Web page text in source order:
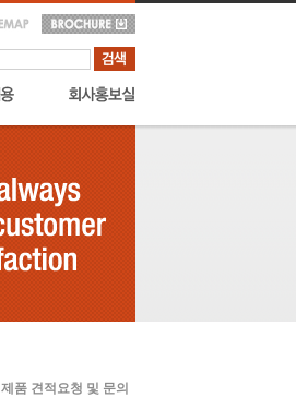
제품 견적요청 및 문의